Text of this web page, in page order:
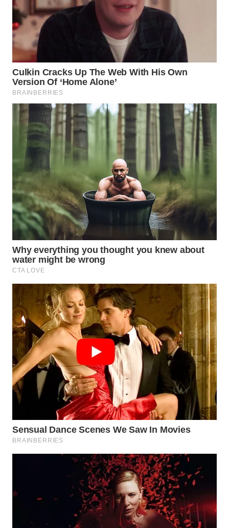
WN
BINTAN
WN
MANDALIKA
WN
LIKUPANG
WN
LABUANBAJO
WN
BORNEO
Wahana
Media
WAHANA
NEWS
WAHANA
TANI
WAHANA
ADVOKAT
WAHANA
INFRASTRUKTUR
KONSUMEN
TRAVEL
WAHANA